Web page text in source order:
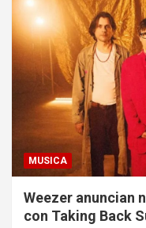
MUSICA
Weezer anuncian
con Taking Back